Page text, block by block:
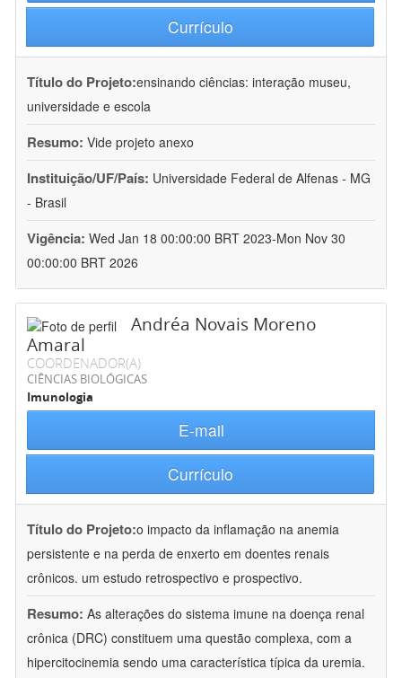
Currículo
Título do Projeto:ensinando ciências: interação museu,
universidade e escola
Resumo: Vide projeto anexo
Instituição/UF/País: Universidade Federal de Alfenas - MG
- Brasil
Vigência: Wed Jan 18 00:00:00 BRT 2023-Mon Nov 30
00:00:00 BRT 2026
Andréa Novais Moreno
Amaral
COORDENADOR(A)
CIÊNCIAS BIOLÓGICAS
Imunologia
E-mail
Currículo
Título do Projeto:o impacto da inflamação na anemia
persistente e na perda de enxerto em doentes renais
crônicos. um estudo retrospectivo e prospectivo.
Resumo: As alterações do sistema imune na doença renal
crônica (DRC) constituem uma questão complexa, com a
hipercitocinemia sendo uma característica típica da uremia.